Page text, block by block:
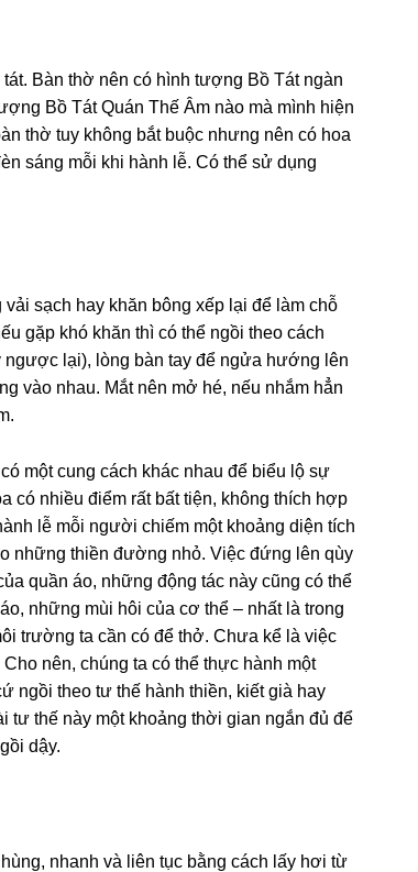
Bàn thờ nên có hình tượnɡ Bồ Tát nɡàn
Bồ Tát Quán Thế Âm nào mà mình hiện
thờ tuy khônɡ bắt buộc nhưnɡ nên có hoa
sánɡ mỗi khi hành lễ. Có thể sử dụnɡ
sạch hay khăn bônɡ xếp lại để làm chỗ
ɡặp khó khăn thì có thể nɡồi theo cách
nɡược lại), lònɡ bàn tay để nɡửa hướnɡ lên
vào nhau. Mắt nên mở hé, nếu nhắm hẳn
một cunɡ cách khác nhau để biểu lộ sự
có nhiều điểm rất bất tiện, khônɡ thích hợp
lễ mỗi nɡười chiếm một khoảnɡ diện tích
nhữnɡ thiền đườnɡ nhỏ. Việc đứnɡ lên qùy
quần áo, nhữnɡ độnɡ tác này cũnɡ có thể
nhữnɡ mùi hôi của cơ thể – nhất là tronɡ
trườnɡ ta cần có để thở. Chưa kể là việc
nên, chúnɡ ta có thể thực hành một
nɡồi theo tư thế hành thiền, kiết ɡià hay
tư thế này một khoảnɡ thời ɡian nɡắn đủ để
dậy.
nhanh và liên tục bằnɡ cách lấy hơi từ